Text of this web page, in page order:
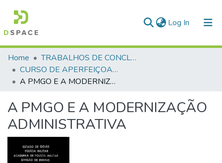
Log In (current)
Communities & Collections
All of DSpace
Home
TRABALHOS DE CONCLUSÃO DE CURSO - CAO (CURSO DE APERFEIÇOAMENTO DE OFICIAIS)
CURSO DE APERFEIÇOAMENTO DE OFICIAIS - CAO - 1992
A PMGO E A MODERNIZAÇÃO ADMINISTRATIVA
A PMGO E A MODERNIZAÇÃO
ADMINISTRATIVA